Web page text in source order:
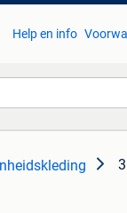
Help en info